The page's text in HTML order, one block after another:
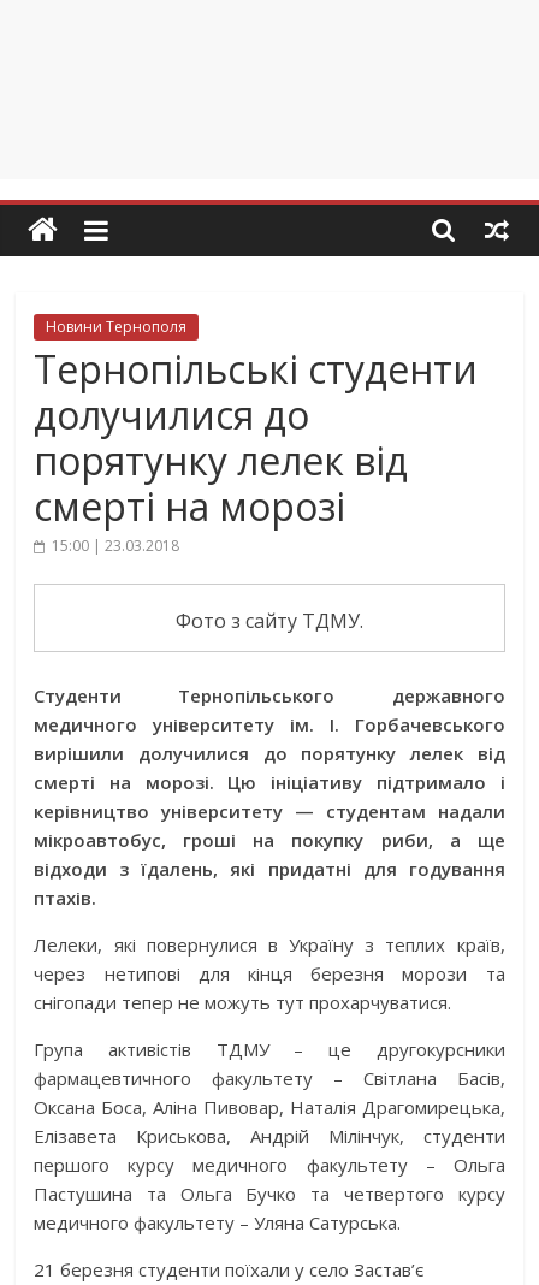
Новини Тернополя
Тернопільські студенти
долучилися до
порятунку лелек від
смерті на морозі
15:00 | 23.03.2018
Фото з сайту ТДМУ.
Студенти Тернопільського державного
медичного університету ім. І. Горбачевського
вирішили долучилися до порятунку лелек від
смерті на морозі. Цю ініціативу підтримало і
керівництво університету — студентам надали
мікроавтобус, гроші на покупку риби, а ще
відходи з їдалень, які придатні для годування
птахів.
Лелеки, які повернулися в Україну з теплих країв,
через нетипові для кінця березня морози та
снігопади тепер не можуть тут прохарчуватися.
Група активістів ТДМУ – це другокурсники
фармацевтичного факультету – Світлана Басів,
Оксана Боса, Аліна Пивовар, Наталія Драгомирецька,
Елізавета Криськова, Андрій Мілінчук, студенти
першого курсу медичного факультету – Ольга
Пастушина та Ольга Бучко та четвертого курсу
медичного факультету – Уляна Сатурська.
21 березня студенти поїхали у село Застав’є